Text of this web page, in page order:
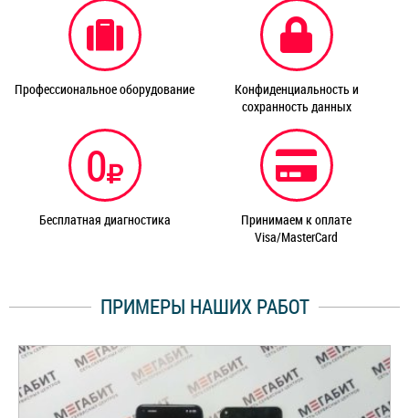
Профессиональное оборудование
Конфиденциальность и
сохранность данных
0
Бесплатная диагностика
Принимаем к оплате
Visa/MasterCard
ПРИМЕРЫ НАШИХ РАБОТ